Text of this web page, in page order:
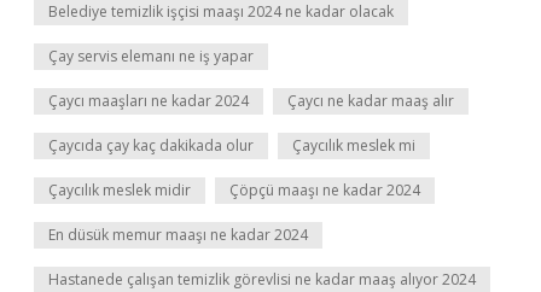
Belediye temizlik işçisi maaşı 2024 ne kadar olacak
Çay servis elemanı ne iş yapar
Çaycı maaşları ne kadar 2024 Çaycı ne kadar maaş alır
Çaycıda çay kaç dakikada olur Çaycılık meslek mi
Çaycılık meslek midir Çöpçü maaşı ne kadar 2024
En düsük memur maaşı ne kadar 2024
Hastanede çalışan temizlik görevlisi ne kadar maaş alıyor 2024